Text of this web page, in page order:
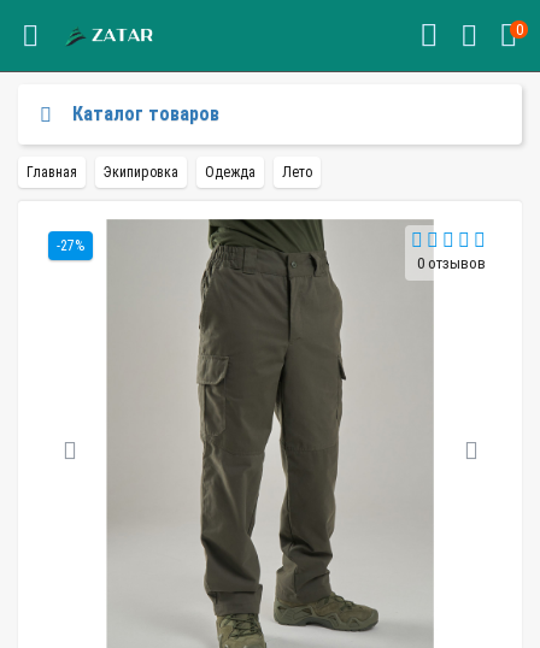
0
Каталог товаров
Главная Экипировка Одежда Лето
-27%
0 отзывов